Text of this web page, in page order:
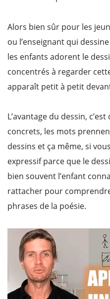
Alors bien sûr pour les
ou l’enseignant qui
les enfants adorent le
concentrés à regarder
apparaît petit à petit
L’avantage du dessin,
concrets, les mots
dessins et ça même, si
expressif parce que le
bien souvent l’enfant
rattacher pour
phrases de la poésie.